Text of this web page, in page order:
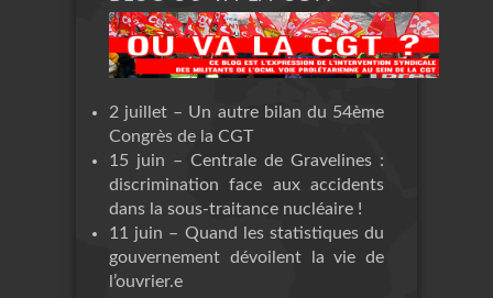
2 juillet – Un autre bilan du 54ème
Congrès de la CGT
15 juin – Centrale de Gravelines :
discrimination face aux accidents
dans la sous-traitance nucléaire !
11 juin – Quand les statistiques du
gouvernement dévoilent la vie de
l’ouvrier.e